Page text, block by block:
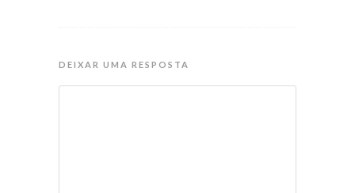
DEIXAR UMA RESPOSTA